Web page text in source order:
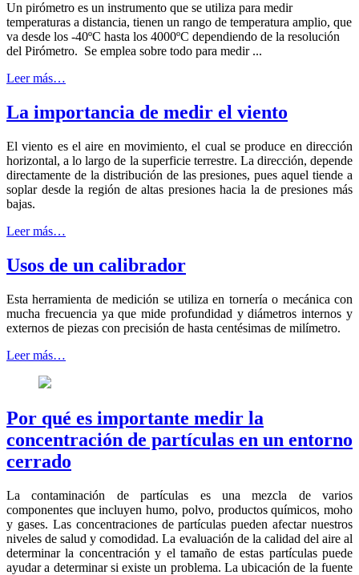
Un pirómetro es un instrumento que se utiliza para medir
temperaturas a distancia, tienen un rango de temperatura amplio, que
va desde los -40ºC hasta los 4000ºC dependiendo de la resolución
del Pirómetro. Se emplea sobre todo para medir ...
Leer más…
La importancia de medir el viento
El viento es el aire en movimiento, el cual se produce en dirección
horizontal, a lo largo de la superficie terrestre. La dirección, depende
directamente de la distribución de las presiones, pues aquel tiende a
soplar desde la región de altas presiones hacia la de presiones más
bajas.
Leer más…
Usos de un calibrador
Esta herramienta de medición se utiliza en tornería o mecánica con
mucha frecuencia ya que mide profundidad y diámetros internos y
externos de piezas con precisión de hasta centésimas de milímetro.
Leer más…
Por qué es importante medir la
concentración de partículas en un entorno
cerrado
La contaminación de partículas es una mezcla de varios
componentes que incluyen humo, polvo, productos químicos, moho
y gases. Las concentraciones de partículas pueden afectar nuestros
niveles de salud y comodidad. La evaluación de la calidad del aire al
determinar la concentración y el tamaño de estas partículas puede
ayudar a determinar si existe un problema. La ubicación de la fuente